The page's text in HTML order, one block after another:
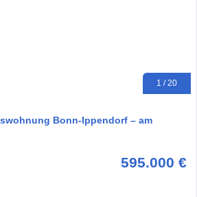
1 / 20
Bonn-Ippendorf – am
595.000 €